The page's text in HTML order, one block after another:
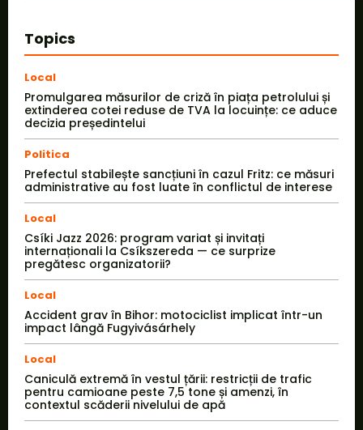
Topics
Local
Promulgarea măsurilor de criză în piața petrolului și
extinderea cotei reduse de TVA la locuințe: ce aduce
decizia președintelui
Politica
Prefectul stabilește sancțiuni în cazul Fritz: ce măsuri
administrative au fost luate în conflictul de interese
Local
Csíki Jazz 2026: program variat și invitați
internaționali la Csíkszereda — ce surprize
pregătesc organizatorii?
Local
Accident grav în Bihor: motociclist implicat într-un
impact lângă Fugyivásárhely
Local
Caniculă extremă în vestul țării: restricții de trafic
pentru camioane peste 7,5 tone și amenzi, în
contextul scăderii nivelului de apă